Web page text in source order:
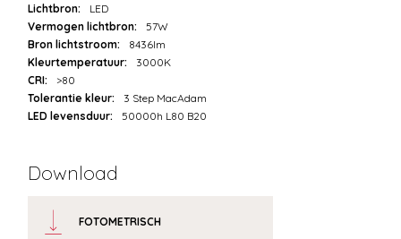
Lichtbron:
LED
Vermogen lichtbron:
57W
Bron lichtstroom:
8436lm
Kleurtemperatuur:
3000K
CRI:
>80
Tolerantie kleur:
3 Step MacAdam
LED levensduur:
50000h L80 B20
Download
FOTOMETRISCH